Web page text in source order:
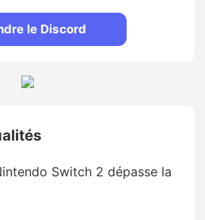
le Discord
Switch 2 dépasse la